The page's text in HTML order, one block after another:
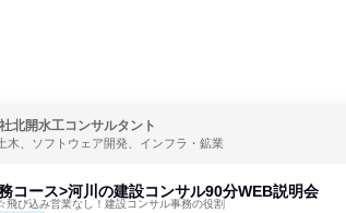
北開水工コンサルタント
木、ソフトウェア開発、インフラ・鉱業
コース>河川の建設コンサル90分WEB説明会
び込み営業なし！建設コンサル事務の役割